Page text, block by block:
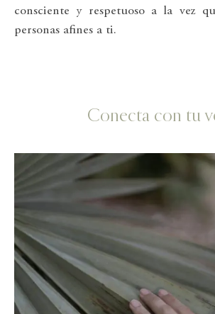
consciente y respetuoso a la vez
personas afines a ti.
Conecta con tu